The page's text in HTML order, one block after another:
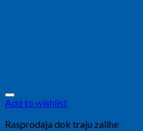
Add to wishlist
Rasprodaja dok traju zalihe